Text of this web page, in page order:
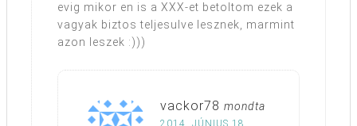
evig mikor en is a XXX-et betoltom ezek a
vagyak biztos teljesulve lesznek, marmint
azon leszek :)))
vackor78 mondta